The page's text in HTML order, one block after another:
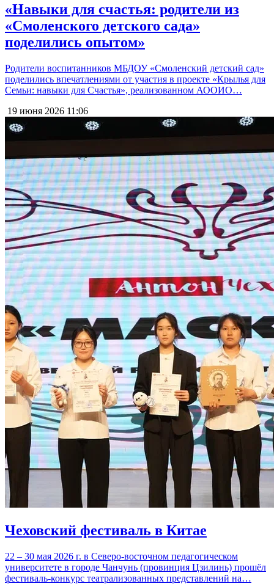
«Навыки для счастья: родители из
«Смоленского детского сада»
поделились опытом»
Родители воспитанников МБДОУ «Смоленский детский сад»
поделились впечатлениями от участия в проекте «Крылья для
Семьи: навыки для Счастья», реализованном АООИО…
19 июня 2026 11:06
Чеховский фестиваль в Китае
22 – 30 мая 2026 г. в Северо-восточном педагогическом
университете в городе Чанчунь (провинция Цзилинь) прошёл
фестиваль-конкурс театрализованных представлений на…